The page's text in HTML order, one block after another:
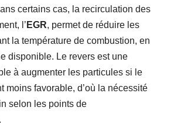
certains cas, la recirculation des
l’ EGR, permet de réduire les
la température de combustion, en
disponible. Le revers est une
à augmenter les particules si le
moins favorable, d’où la nécessité
selon les points de